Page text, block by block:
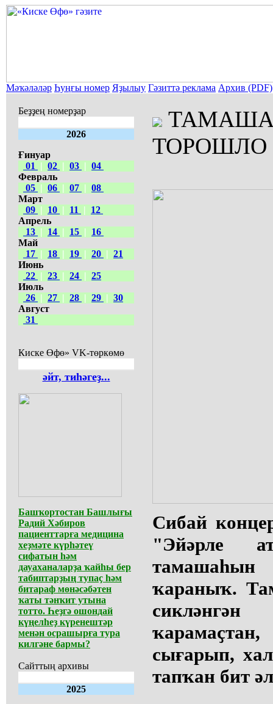
Мәҡәләләр Һуңғы номер Яҙылыу Гәзиттә реклама Архив (PDF)
Беҙҙең номерҙар
2026
Ғинуар
01
| 02 | 03 | 04
Февраль
05 | 06 | 07 | 08
Март
09 | 10 | 11 |
12
Апрель
13 | 14 | 15 |
16
Май
17 | 18 | 19 | 20 | 21
Июнь
22 | 23 | 24 | 25
Июль
26 | 27 | 28 | 29 | 30
Август
31
Киске Өфө» VK-төркөмө
әйт, тиһәгеҙ...
Башҡортостан Башлығы
Радий Хәбиров
пациенттарға медицина
хеҙмәте күрһәтеү
сифатын һәм
дауаханаларҙа ҡайһы бер
табиптарҙың тупаҫ һәм
битараф мөнәсәбәтен
ҡаты тәнҡит утына
тотто. Һеҙгә ошондай
күңелһеҙ күренештәр
менән осрашырға тура
килгәне бармы?
Сайттың архивы
2025
ТОРОШЛО
Сибай
"Эйәрле
тамашаһын
ҡараныҡ.
сығарып,
тапҡан бит